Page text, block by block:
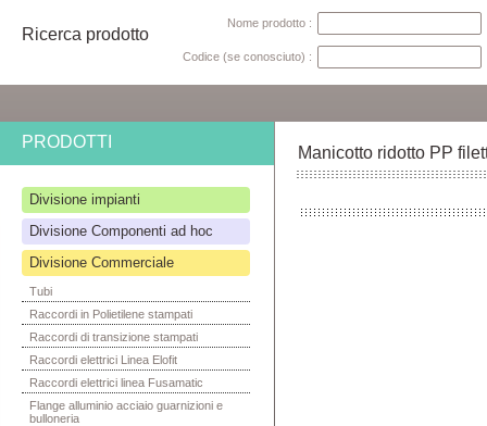
Ricerca prodotto
Nome prodotto :
Codice (se conosciuto) :
PRODOTTI
Divisione impianti
Divisione Componenti ad hoc
Divisione Commerciale
Tubi
Raccordi in Polietilene stampati
Raccordi di transizione stampati
Raccordi elettrici Linea Elofit
Raccordi elettrici linea Fusamatic
Flange alluminio acciaio guarnizioni e
bulloneria
Manicotto ridotto PP